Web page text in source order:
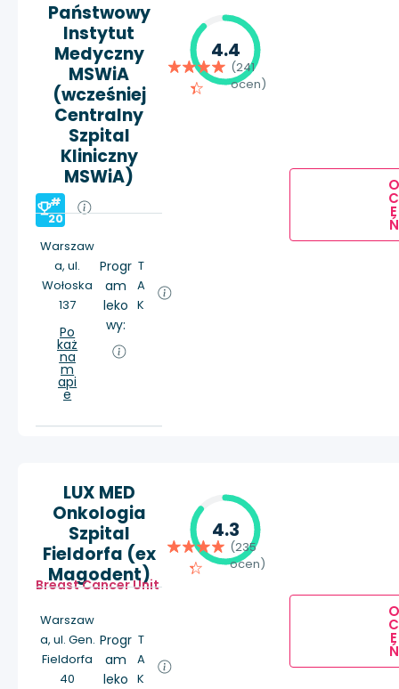
Państwowy
Instytut
Medyczny
MSWiA
(wcześniej
Centralny
Szpital
Kliniczny
MSWiA)
#
20
Warszaw
a, ul.
Wołoska
137
Po
każ
na
m
api
e
Progr
am
leko
wy:
T
A
K
4.4
(241
ocen)
O
C
E
Ń
LUX MED
Onkologia
Szpital
Fieldorfa (ex
Magodent)
Breast Cancer Unit
Warszaw
a, ul. Gen.
Fieldorfa
40
Progr
am
leko
T
A
K
4.3
(235
ocen)
O
C
E
Ń